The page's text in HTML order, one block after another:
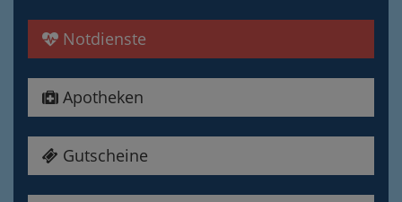
Notdienste
Apotheken
Gutscheine